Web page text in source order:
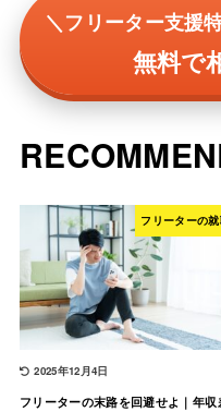
＼フリーター支援
無料で
フリーターの
2025年12月4日
フリーターの末路を回避せよ｜年収